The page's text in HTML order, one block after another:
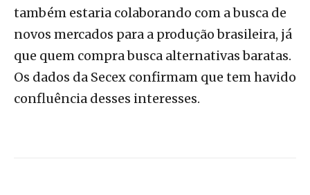
também estaria colaborando com a busca de
novos mercados para a produção brasileira, já
que quem compra busca alternativas baratas.
Os dados da Secex confirmam que tem havido
confluência desses interesses.